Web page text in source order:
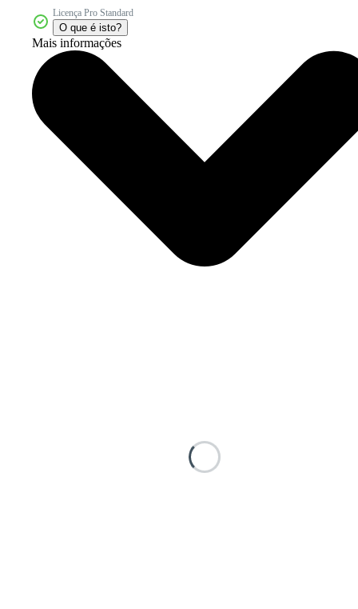
Licença Pro Standard
O que é isto?
Mais informações